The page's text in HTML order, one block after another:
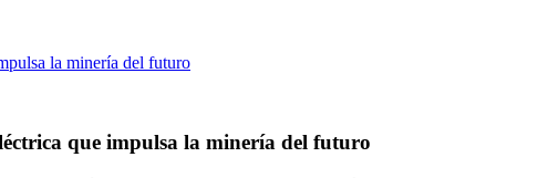
que impulsa la minería del futuro